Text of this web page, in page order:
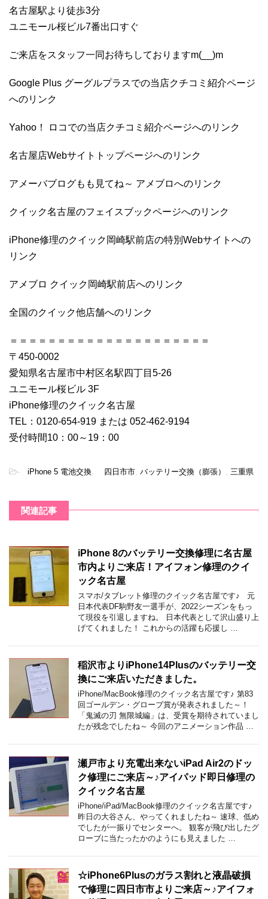
名古屋駅より徒歩3分
ユニモール桜ビル7番出口すぐ
ご来店をスタッフ一同お待ちしておりますm(__)m
Google Plus グーグルプラスでの当店クチコミ紹介ページ
へのリンク
Yahoo！ ロコでの当店クチコミ紹介ページへのリンク
名古屋店Webサイトトップページへのリンク
アメーバブログもも見てね～ アメブロへのリンク
クイック名古屋のフェイスブックページへのリンク
iPhone修理のクイック岡崎駅前店の特別Webサイトへの
リンク
アメブロ クイック岡崎駅前店へのリンク
全国のクイック他店舗へのリンク
＝＝＝＝＝＝＝＝＝＝＝＝＝＝＝＝＝＝＝＝＝
〒450-0002
愛知県名古屋市中村区名駅四丁目5-26
ユニモール桜ビル 3F
iPhone修理のクイック名古屋
TEL：0120-654-919 または 052-462-9194
受付時間10：00～19：00
- iPhone 5 電池交換 四日市市 バッテリー交換（膨張） 三重県
関連記事
iPhone 8のバッテリー交換修理に名古屋
市内よりご来店！アイフォン修理のクイ
ック名古屋
スマホ/タブレット修理のクイック名古屋です♪ 元
日本代表DF駒野友一選手が、2022シーズンをもっ
て現役を引退しますね。 日本代表として沢山盛り上
げてくれました！ これからの活躍も応援し …
稲沢市よりiPhone14Plusのバッテリー交
換にご来店いただきました。
iPhone/MacBook修理のクイック名古屋です♪ 第83
回ゴールデン・グローブ賞が発表されました～！
「鬼滅の刃 無限城編」は、受賞を期待されていまし
たが残念でしたね～ 今回のアニメーション作品 …
瀬戸市より充電出来ないiPad Air2のドッ
ク修理にご来店～♪アイパッド即日修理の
クイック名古屋
iPhone/iPad/MacBook修理のクイック名古屋です♪
昨日の大谷さん、やってくれましたね～ 速球、低め
でしたが一振りでセンターへ。 観客が飛び出したグ
ローブに当たったかのようにも見えました …
☆iPhone6Plusのガラス割れと液晶破損
で修理に四日市市よりご来店～♪アイフォ